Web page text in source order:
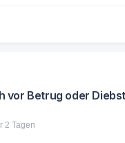
vor Betrug oder
2 Tagen